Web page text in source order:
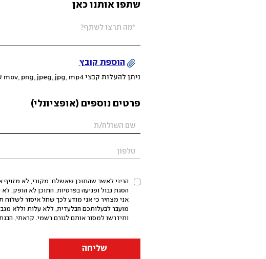
שתפו אותנו כאן
הוספת קובץ
ניתן להעלות קבצי mov, png, jpeg, jpg, mp4 עד 200MB
פרטים נוספים (אופציונלי)
הריני לאשר שהתוכן שאשלח: מקורי, לא מזויף
אני מצהיר כי אני מודע לכך שחל איסור לשלוח
מועבר לבעלותכם הבלעדית, ללא עלות וללא
ותידרשו למסור אותם לגורם רשמי. קראתי,
שליחה